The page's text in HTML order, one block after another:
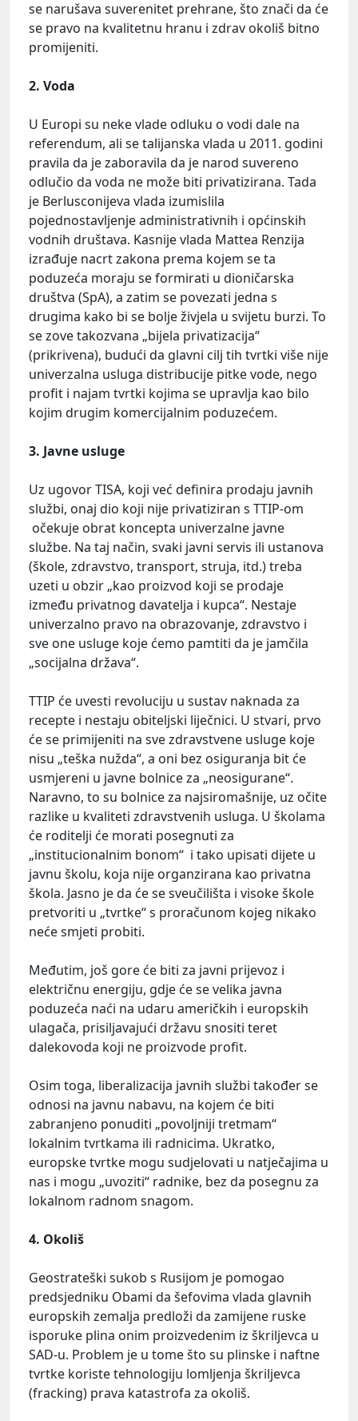
se narušava suverenitet prehrane, što znači da će
se pravo na kvalitetnu hranu i zdrav okoliš bitno
promijeniti.
2. Voda
U Europi su neke vlade odluku o vodi dale na
referendum, ali se talijanska vlada u 2011. godini
pravila da je zaboravila da je narod suvereno
odlučio da voda ne može biti privatizirana. Tada
je Berlusconijeva vlada izumislila
pojednostavljenje administrativnih i općinskih
vodnih društava. Kasnije vlada Mattea Renzija
izrađuje nacrt zakona prema kojem se ta
poduzeća moraju se formirati u dioničarska
društva (SpA), a zatim se povezati jedna s
drugima kako bi se bolje živjela u svijetu burzi. To
se zove takozvana „bijela privatizacija“
(prikrivena), budući da glavni cilj tih tvrtki više nije
univerzalna usluga distribucije pitke vode, nego
profit i najam tvrtki kojima se upravlja kao bilo
kojim drugim komercijalnim poduzećem.
3. Javne usluge
Uz ugovor TISA, koji već definira prodaju javnih
službi, onaj dio koji nije privatiziran s TTIP-om
očekuje obrat koncepta univerzalne javne
službe. Na taj način, svaki javni servis ili ustanova
(škole, zdravstvo, transport, struja, itd.) treba
uzeti u obzir „kao proizvod koji se prodaje
između privatnog davatelja i kupca“. Nestaje
univerzalno pravo na obrazovanje, zdravstvo i
sve one usluge koje ćemo pamtiti da je jamčila
„socijalna država“.
TTIP će uvesti revoluciju u sustav naknada za
recepte i nestaju obiteljski liječnici. U stvari, prvo
će se primijeniti na sve zdravstvene usluge koje
nisu „teška nužda“, a oni bez osiguranja bit će
usmjereni u javne bolnice za „neosigurane“.
Naravno, to su bolnice za najsiromašnije, uz očite
razlike u kvaliteti zdravstvenih usluga. U školama
će roditelji će morati posegnuti za
„institucionalnim bonom“ i tako upisati dijete u
javnu školu, koja nije organzirana kao privatna
škola. Jasno je da će se sveučilišta i visoke škole
pretvoriti u „tvrtke“ s proračunom kojeg nikako
neće smjeti probiti.
Međutim, još gore će biti za javni prijevoz i
električnu energiju, gdje će se velika javna
poduzeća naći na udaru američkih i europskih
ulagača, prisiljavajući državu snositi teret
dalekovoda koji ne proizvode profit.
Osim toga, liberalizacija javnih službi također se
odnosi na javnu nabavu, na kojem će biti
zabranjeno ponuditi „povoljniji tretmam“
lokalnim tvrtkama ili radnicima. Ukratko,
europske tvrtke mogu sudjelovati u natječajima u
nas i mogu „uvoziti“ radnike, bez da posegnu za
lokalnom radnom snagom.
4. Okoliš
Geostrateški sukob s Rusijom je pomogao
predsjedniku Obami da šefovima vlada glavnih
europskih zemalja predloži da zamijene ruske
isporuke plina onim proizvedenim iz škriljevca u
SAD-u. Problem je u tome što su plinske i naftne
tvrtke koriste tehnologiju lomljenja škriljevca
(fracking) prava katastrofa za okoliš.